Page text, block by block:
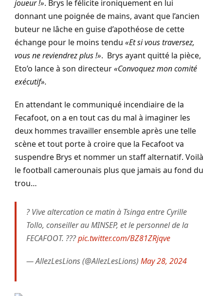
joueur !». Brys le félicite ironiquement en lui
donnant une poignée de mains, avant que l’ancien
buteur ne lâche en guise d’apothéose de cette
échange pour le moins tendu «Et si vous traversez,
vous ne reviendrez plus !». Brys ayant quitté la pièce,
Eto’o lance à son directeur«Convoquez mon comité
exécutif».
En attendant le communiqué incendiaire de la
Fecafoot, on a en tout cas du mal à imaginer les
deux hommes travailler ensemble après une telle
scène et tout porte à croire que la Fecafoot va
suspendre Brys et nommer un staff alternatif. Voilà
le football camerounais plus que jamais au fond du
trou…
? Vive altercation ce matin à Tsinga entre Cyrille
Tollo, conseiller au MINSEP, et le personnel de la
FECAFOOT. ???pic.twitter.com/BZ81ZRjqve
— AllezLesLions (@AllezLesLions) May 28, 2024